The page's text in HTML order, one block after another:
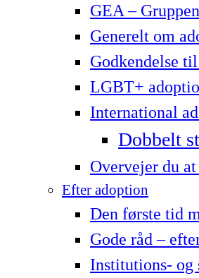
GEA –
Generelt om
Godkendelse
LG­BT+
International
Dobbelt
Overvejer du
Efter adoption
Den første tid
Gode råd –
Institutions- og